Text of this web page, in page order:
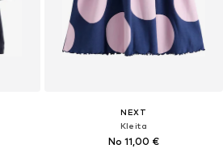
NEXT
Kleita
No 11,00 €